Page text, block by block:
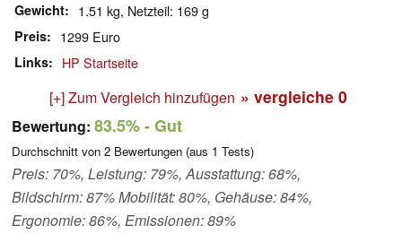
Gewicht 1.51 kg, Netzteil: 169 g
Preis 1299 Euro
Links HP Startseite
[+] Zum Vergleich hinzufügen » vergleiche 0
Bewertung: 83.5%- Gut
Durchschnitt von 2 Bewertungen (aus 1 Tests)
Preis: 70%, Leistung: 79%, Ausstattung: 68%,
Bildschirm: 87% Mobilität: 80%, Gehäuse: 84%,
Ergonomie: 86%, Emissionen: 89%